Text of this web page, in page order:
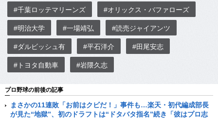
#千葉ロッテマリーンズ #オリックス・バファローズ
#明治大学 #一場靖弘 #読売ジャイアンツ
#ダルビッシュ有 #平石洋介 #田尾安志
#トヨタ自動車 #岩隈久志
プロ野球の前後の記事
まさかの11連敗「お前はクビだ！」事件も…楽天・初代編成部長
が見た“地獄”、初のドラフトは“ドタバタ指名”続き「彼はプロ志